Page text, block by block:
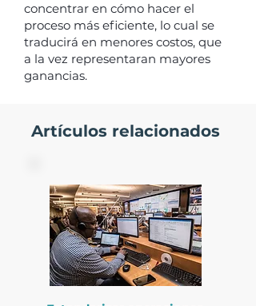
concentrar en cómo hacer el
proceso más eficiente, lo cual se
traducirá en menores costos, que
a la vez representaran mayores
ganancias.
Artículos relacionados